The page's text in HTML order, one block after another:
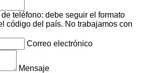
teléfono: debe seguir el formato
código del país. No trabajamos con
Correo electrónico
Mensaje